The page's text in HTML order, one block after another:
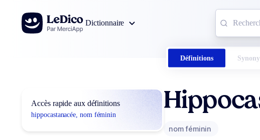
Aller au contenu
Dictionnaire
Définitions
Accès rapide aux définitions
hippocastanacée, nom féminin
nom féminin